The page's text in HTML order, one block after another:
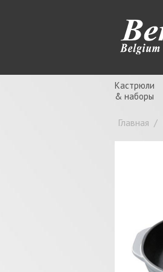
Кастрюли
& наборы
Главная /